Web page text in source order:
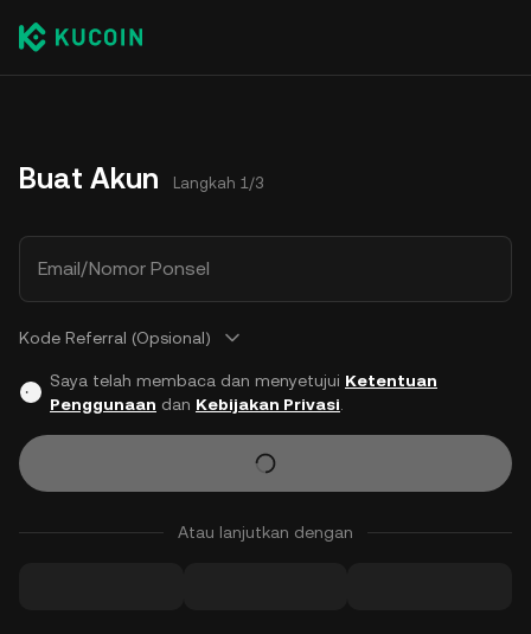
Buat Akun Langkah 1/3
Email/Nomor Ponsel
Kode Referral (Opsional)
Saya telah membaca dan menyetujui Ketentuan
Penggunaan dan Kebijakan Privasi
Atau lanjutkan dengan